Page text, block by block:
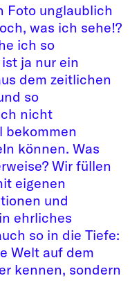
Foto unglaublich
was ich sehe!?
ich so
ja nur ein
dem zeitlichen
so
nicht
bekommen
können. Was
Wir füllen
eigenen
und
ehrliches
so in die Tiefe:
Welt auf dem
kennen, sondern